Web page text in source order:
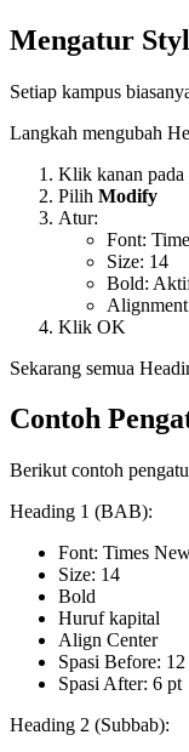
Mengatur
Setiap kampus
Langkah mengubah
Klik kanan pada
Pilih Modify
Atur:
Font:
Size: 14
Bold:
Klik OK
Sekarang semua
Contoh
Berikut contoh
Heading 1 (BAB):
Font: Times
Size: 14
Bold
Huruf kapital
Align Center
Spasi Before:
Spasi After: 6 pt
Heading 2 (Subbab):